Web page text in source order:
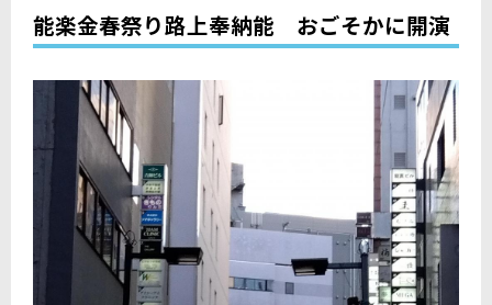
能楽金春祭り路上奉納能 おごそかに開演